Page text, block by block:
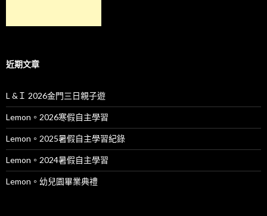
近期文章
L &Ｉ 2026金門三日親子遊
Lemon。2026寒假自主學習
Lemon。2025暑假自主學習紀錄
Lemon。2024暑假自主學習
Lemon。幼兒園畢業典禮